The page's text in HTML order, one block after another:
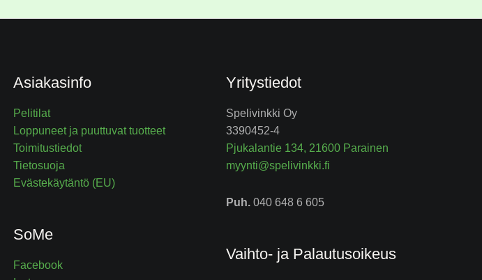
Asiakasinfo
Pelitilat
Loppuneet ja puuttuvat tuotteet
Toimitustiedot
Tietosuoja
Evästekäytäntö (EU)
SoMe
Facebook
Yritystiedot
Spelivinkki Oy
3390452-4
Pjukalantie 134, 21600 Parainen
myynti@spelivinkki.fi
Puh. 040 648 6 605
Vaihto- ja Palautusoikeus